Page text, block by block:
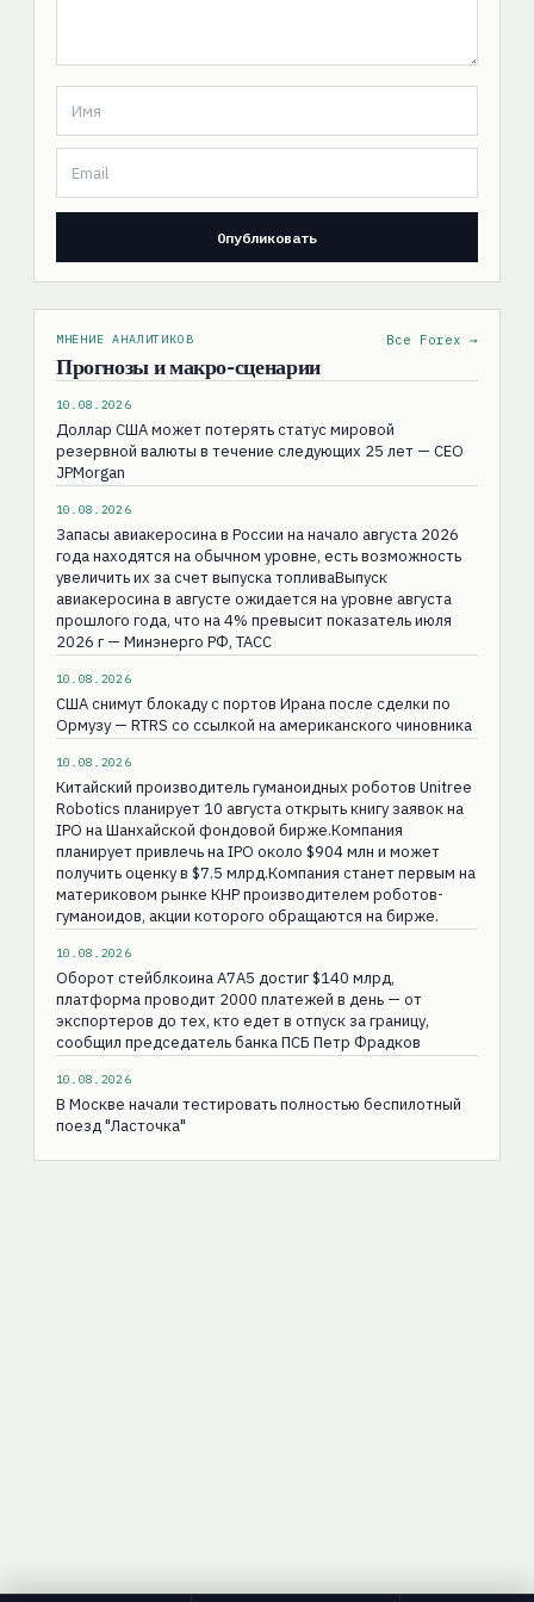
МНЕНИЕ АНАЛИТИКОВ
Прогнозы и макро-сценарии
Все Forex →
10.08.2026
Доллар США может потерять статус мировой
резервной валюты в течение следующих 25 лет — CEO
JPMorgan
10.08.2026
Запасы авиакеросина в России на начало августа 2026
года находятся на обычном уровне, есть возможность
увеличить их за счет выпуска топливаВыпуск
авиакеросина в августе ожидается на уровне августа
прошлого года, что на 4% превысит показатель июля
2026 г — Минэнерго РФ, ТАСС
10.08.2026
США снимут блокаду с портов Ирана после сделки по
Ормузу — RTRS со ссылкой на американского чиновника
10.08.2026
Китайский производитель гуманоидных роботов Unitree
Robotics планирует 10 августа открыть книгу заявок на
IPO на Шанхайской фондовой бирже.Компания
планирует привлечь на IPO около $904 млн и может
получить оценку в $7.5 млрд.Компания станет первым на
материковом рынке КНР производителем роботов-
гуманоидов, акции которого обращаются на бирже.
10.08.2026
Оборот стейблкоина А7А5 достиг $140 млрд,
платформа проводит 2000 платежей в день — от
экспортеров до тех, кто едет в отпуск за границу,
сообщил председатель банка ПСБ Петр Фрадков
10.08.2026
В Москве начали тестировать полностью беспилотный
поезд "Ласточка"